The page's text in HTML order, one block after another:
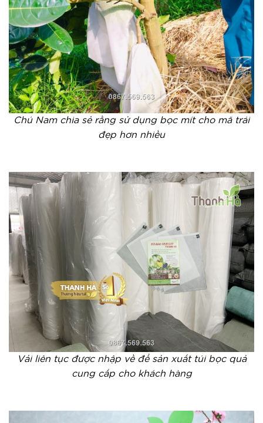
Chú Nam chia sẻ rằng sử dụng bọc mít cho mã trái
đẹp hơn nhiều
Vải liên tục được nhập về để sản xuất túi bọc quả
cung cấp cho khách hàng